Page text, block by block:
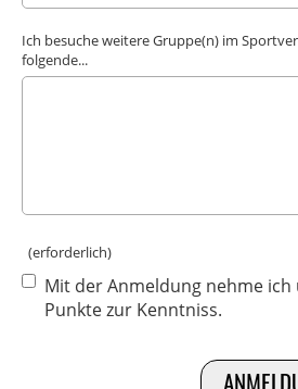
Ich besuche weitere Gruppe(n) im
folgende...
(erforderlich)
Mit der Anmeldung nehme
Punkte zur Kenntniss.